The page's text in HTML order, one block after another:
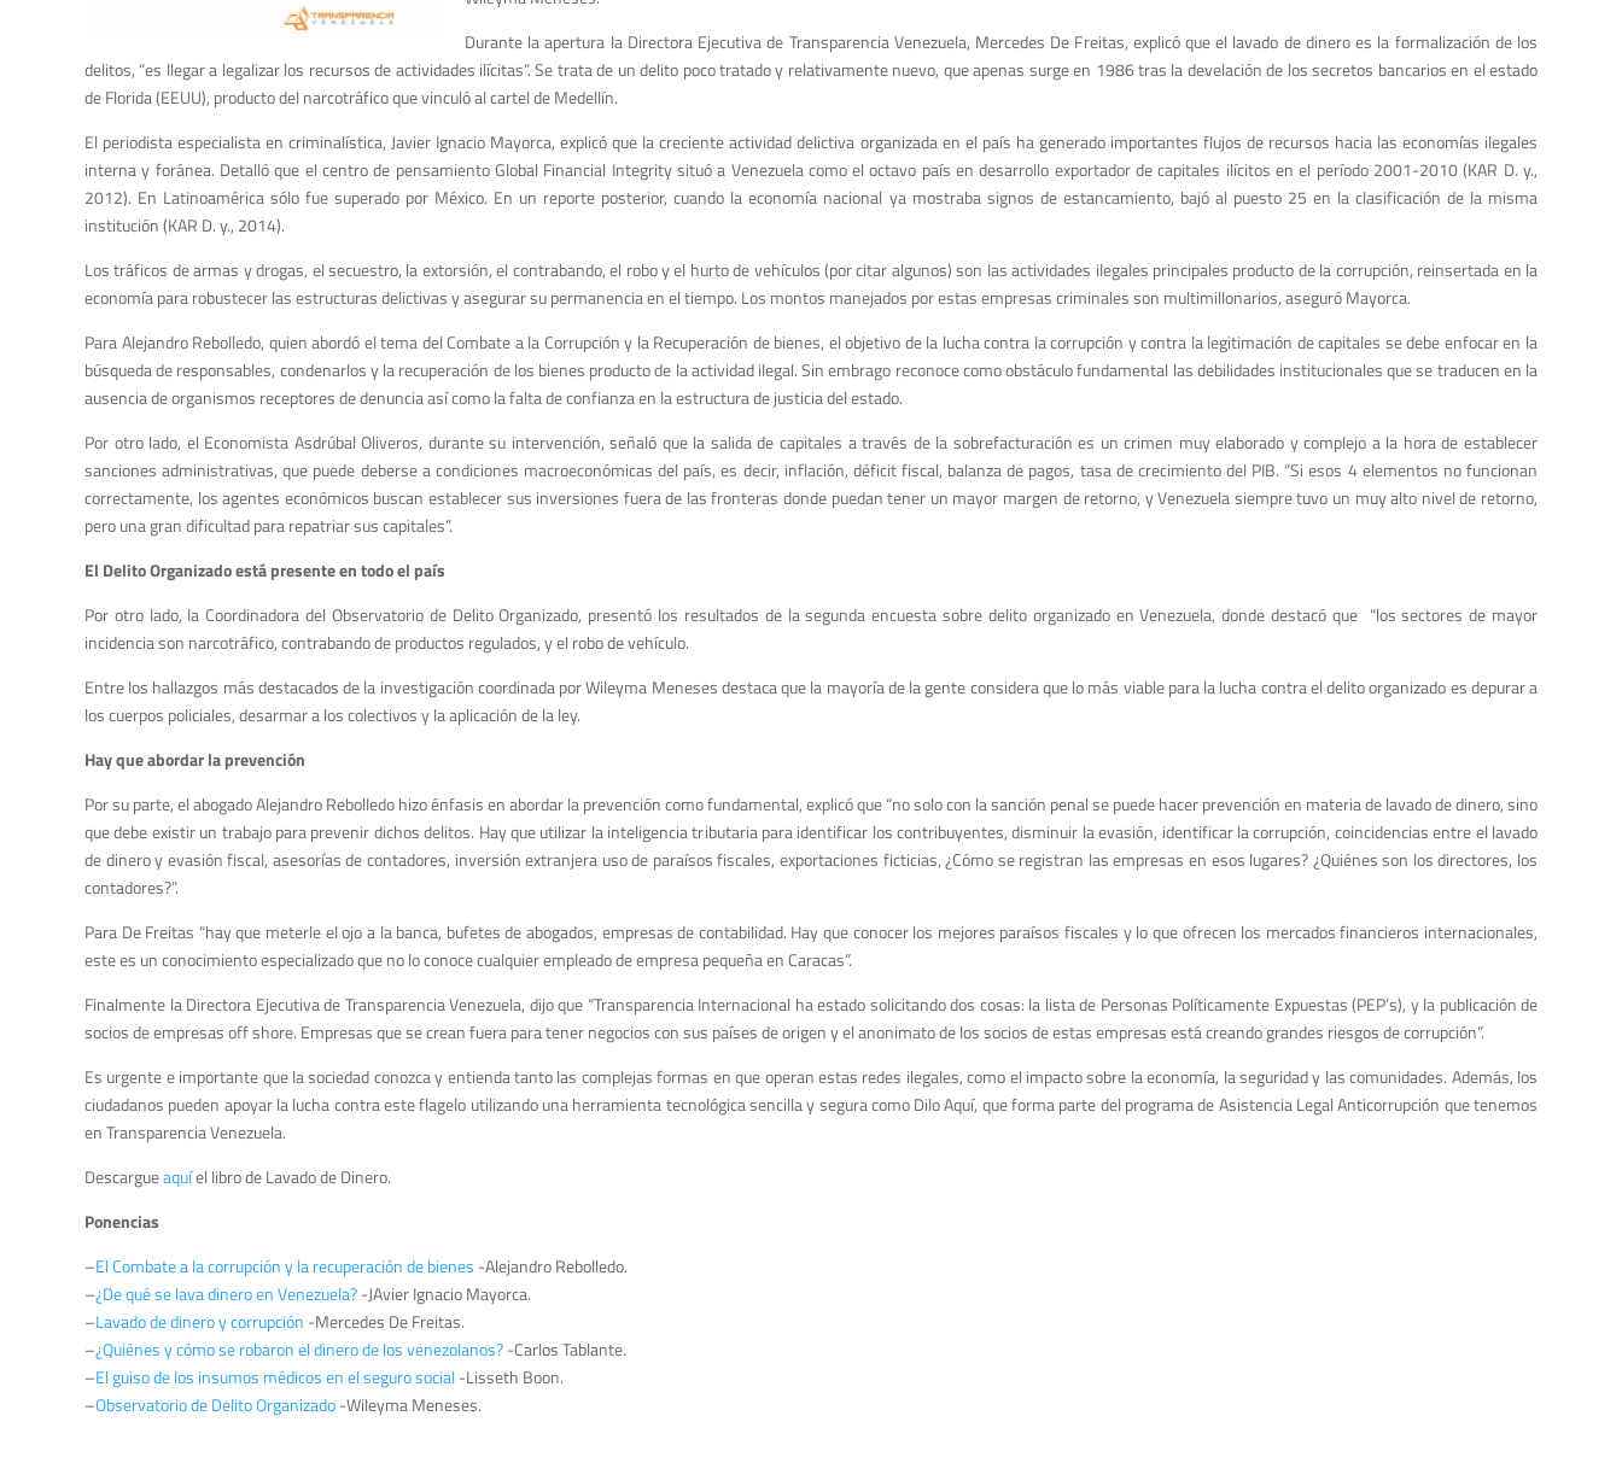
Durante la apertura la Directora Ejecutiva de Transparencia Venezuela, Mercedes De Freitas, explicó que el lavado de dinero es la formalización de los
delitos, “es llegar a legalizar los recursos de actividades ilícitas”. Se trata de un delito poco tratado y relativamente nuevo, que apenas surge en 1986 tras la develación de los secretos bancarios en el estado
de Florida (EEUU), producto del narcotráfico que vinculó al cartel de Medellín.
El periodista especialista en criminalística, Javier Ignacio Mayorca, explicó que la creciente actividad delictiva organizada en el país ha generado importantes flujos de recursos hacia las economías ilegales
interna y foránea. Detalló que el centro de pensamiento Global Financial Integrity situó a Venezuela como el octavo país en desarrollo exportador de capitales ilícitos en el período 2001-2010 (KAR D. y.,
2012). En Latinoamérica sólo fue superado por México. En un reporte posterior, cuando la economía nacional ya mostraba signos de estancamiento, bajó al puesto 25 en la clasificación de la misma
institución (KAR D. y., 2014).
Los tráficos de armas y drogas, el secuestro, la extorsión, el contrabando, el robo y el hurto de vehículos (por citar algunos) son las actividades ilegales principales producto de la corrupción, reinsertada en la
economía para robustecer las estructuras delictivas y asegurar su permanencia en el tiempo. Los montos manejados por estas empresas criminales son multimillonarios, aseguró Mayorca.
Para Alejandro Rebolledo, quien abordó el tema del Combate a la Corrupción y la Recuperación de bienes, el objetivo de la lucha contra la corrupción y contra la legitimación de capitales se debe enfocar en la
búsqueda de responsables, condenarlos y la recuperación de los bienes producto de la actividad ilegal. Sin embrago reconoce como obstáculo fundamental las debilidades institucionales que se traducen en la
ausencia de organismos receptores de denuncia así como la falta de confianza en la estructura de justicia del estado.
Por otro lado, el Economista Asdrúbal Oliveros, durante su intervención, señaló que la salida de capitales a través de la sobrefacturación es un crimen muy elaborado y complejo a la hora de establecer
sanciones administrativas, que puede deberse a condiciones macroeconómicas del país, es decir, inflación, déficit fiscal, balanza de pagos, tasa de crecimiento del PIB. “Si esos 4 elementos no funcionan
correctamente, los agentes económicos buscan establecer sus inversiones fuera de las fronteras donde puedan tener un mayor margen de retorno, y Venezuela siempre tuvo un muy alto nivel de retorno,
pero una gran dificultad para repatriar sus capitales”.
El Delito Organizado está presente en todo el país
Por otro lado, la Coordinadora del Observatorio de Delito Organizado, presentó los resultados de la segunda encuesta sobre delito organizado en Venezuela, donde destacó que “los sectores de mayor
incidencia son narcotráfico, contrabando de productos regulados, y el robo de vehículo.
Entre los hallazgos más destacados de la investigación coordinada por Wileyma Meneses destaca que la mayoría de la gente considera que lo más viable para la lucha contra el delito organizado es depurar a
los cuerpos policiales, desarmar a los colectivos y la aplicación de la ley.
Hay que abordar la prevención
Por su parte, el abogado Alejandro Rebolledo hizo énfasis en abordar la prevención como fundamental, explicó que “no solo con la sanción penal se puede hacer prevención en materia de lavado de dinero, sino
que debe existir un trabajo para prevenir dichos delitos. Hay que utilizar la inteligencia tributaria para identificar los contribuyentes, disminuir la evasión, identificar la corrupción, coincidencias entre el lavado
de dinero y evasión fiscal, asesorías de contadores, inversión extranjera uso de paraísos fiscales, exportaciones ficticias, ¿Cómo se registran las empresas en esos lugares? ¿Quiénes son los directores, los
contadores?”.
Para De Freitas “hay que meterle el ojo a la banca, bufetes de abogados, empresas de contabilidad. Hay que conocer los mejores paraísos fiscales y lo que ofrecen los mercados financieros internacionales,
este es un conocimiento especializado que no lo conoce cualquier empleado de empresa pequeña en Caracas”.
Finalmente la Directora Ejecutiva de Transparencia Venezuela, dijo que “Transparencia Internacional ha estado solicitando dos cosas: la lista de Personas Políticamente Expuestas (PEP’s), y la publicación de
socios de empresas off shore. Empresas que se crean fuera para tener negocios con sus países de origen y el anonimato de los socios de estas empresas está creando grandes riesgos de corrupción”.
Es urgente e importante que la sociedad conozca y entienda tanto las complejas formas en que operan estas redes ilegales, como el impacto sobre la economía, la seguridad y las comunidades. Además, los
ciudadanos pueden apoyar la lucha contra este flagelo utilizando una herramienta tecnológica sencilla y segura como Dilo Aquí, que forma parte del programa de Asistencia Legal Anticorrupción que tenemos
en Transparencia Venezuela.
Descargueaquíel libro de Lavado de Dinero.
Ponencias
–El Combate a la corrupción y la recuperación de bienes -Alejandro Rebolledo.
–¿De qué se lava dinero en Venezuela?-JAvier Ignacio Mayorca.
–Lavado de dinero y corrupción -Mercedes De Freitas.
–¿Quiénes y cómo se robaron el dinero de los venezolanos?-Carlos Tablante.
–El guiso de los insumos médicos en el seguro social-Lisseth Boon.
–Observatorio de Delito Organizado-Wileyma Meneses.